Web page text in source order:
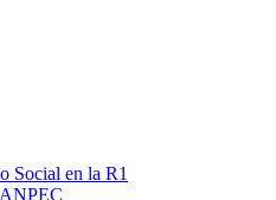
Social en la R1